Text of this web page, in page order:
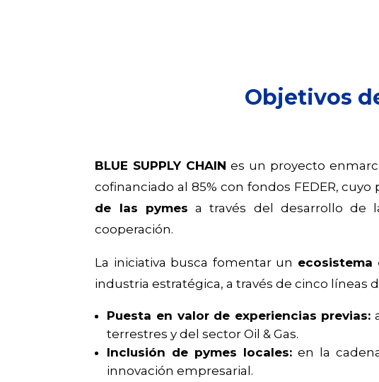
Objetivos
BLUE SUPPLY CHAIN es un proyecto
cofinanciado al 85% con fondos FEDER,
de las pymes a través del desarrollo de
cooperación.
La iniciativa busca fomentar un ecosistema
industria estratégica, a través de cinco líneas
Puesta en valor de experiencias previas:
terrestres y del sector Oil & Gas.
Inclusión de pymes locales: en la
innovación empresarial.